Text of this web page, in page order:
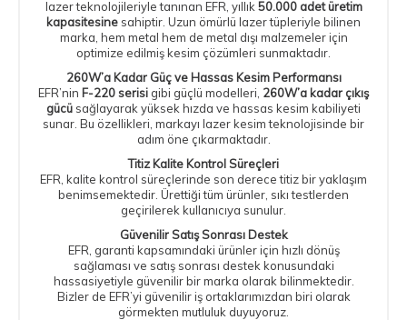
lazer teknolojileriyle tanınan EFR, yıllık 50.000 adet üretim
kapasitesine sahiptir. Uzun ömürlü lazer tüpleriyle bilinen
marka, hem metal hem de metal dışı malzemeler için
optimize edilmiş kesim çözümleri sunmaktadır.
260W’a Kadar Güç ve Hassas Kesim Performansı
EFR’nin F-220 serisi gibi güçlü modelleri, 260W’a kadar çıkış
gücü sağlayarak yüksek hızda ve hassas kesim kabiliyeti
sunar. Bu özellikleri, markayı lazer kesim teknolojisinde bir
adım öne çıkarmaktadır.
Titiz Kalite Kontrol Süreçleri
EFR, kalite kontrol süreçlerinde son derece titiz bir yaklaşım
benimsemektedir. Ürettiği tüm ürünler, sıkı testlerden
geçirilerek kullanıcıya sunulur.
Güvenilir Satış Sonrası Destek
EFR, garanti kapsamındaki ürünler için hızlı dönüş
sağlaması ve satış sonrası destek konusundaki
hassasiyetiyle güvenilir bir marka olarak bilinmektedir.
Bizler de EFR’yi güvenilir iş ortaklarımızdan biri olarak
görmekten mutluluk duyuyoruz.